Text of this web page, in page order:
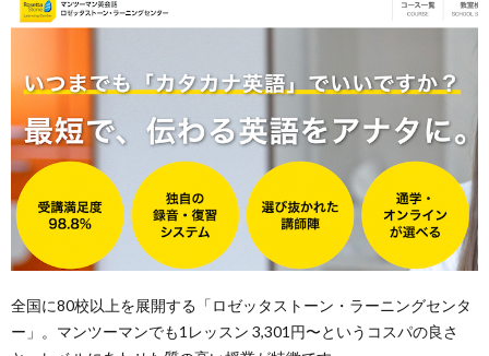
全国に80校以上を展開する「ロゼッタストーン・ラーニングセンタ
ー」。マンツーマンでも1レッスン 3,301円〜というコスパの良さ